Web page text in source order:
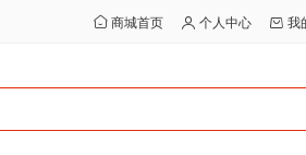
商城首页 个人中心 我